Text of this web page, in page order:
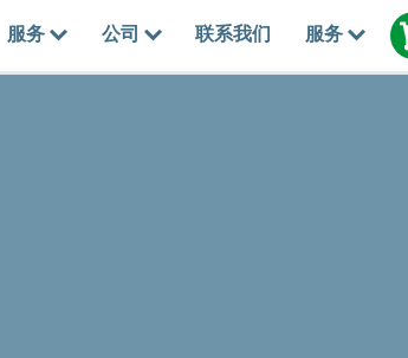
服务 公司 联系我们 服务